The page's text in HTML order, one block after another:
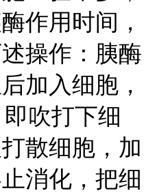
作用时间，
操作：胰酶
加入细胞，
吹打下细
散细胞，加
消化，把细